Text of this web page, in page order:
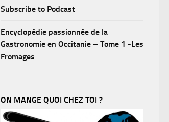
Subscribe to Podcast
Encyclopédie passionnée de la
Gastronomie en Occitanie – Tome 1 -Les
Fromages
ON MANGE QUOI CHEZ TOI ?